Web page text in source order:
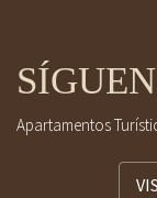
Apartamentos